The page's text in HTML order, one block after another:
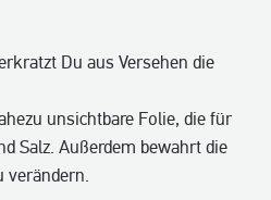
Du aus Versehen die
unsichtbare Folie, die für
Salz. Außerdem bewahrt die
verändern.